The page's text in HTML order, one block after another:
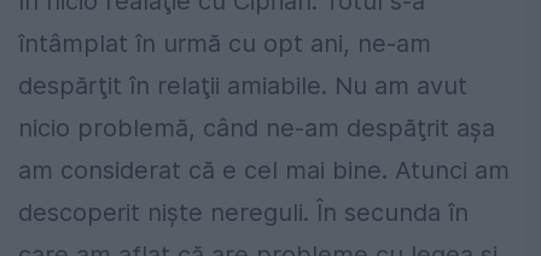
întâmplat în urmă cu opt ani, ne-am
despărţit în relaţii amiabile. Nu am avut
nicio problemă, când ne-am despăţrit aşa
am considerat că e cel mai bine. Atunci am
descoperit nişte nereguli. În secunda în